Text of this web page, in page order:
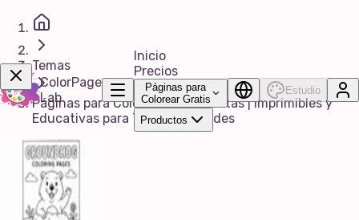
ColorPage
Lab
Inicio
Precios
Páginas para
Colorear Gratis
Productos
Estudio
Temas
Páginas para Colorear de Marmotas | Imprimibles y
Educativas para Todas las Edades